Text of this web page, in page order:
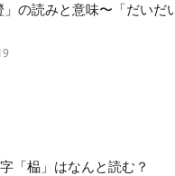
の読みと意味〜「だいだ
「榀」はなんと読む？